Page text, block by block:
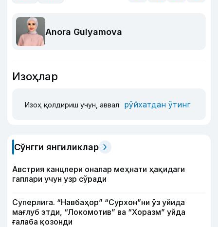
Anora Gulyamova
Изоҳлар
Изоҳ қолдириш учун, аввал рўйхатдан ўтинг
Сўнгги янгиликлар
Австрия канцлери оналар меҳнати ҳақидаги
гаплари учун узр сўради
Суперлига. “Навбаҳор” “Сурхон”ни ўз уйида
мағлуб этди, “Локомотив” ва “Хоразм” уйда
ғалаба қозонди